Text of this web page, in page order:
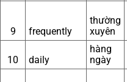
9 frequently
thường
xuyên
10 daily
hàng
ngày